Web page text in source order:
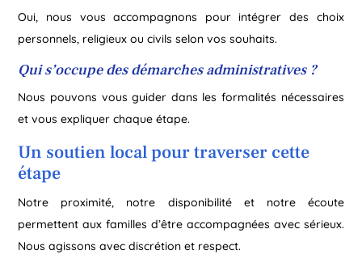
Oui, nous vous accompagnons pour intégrer des choix
personnels, religieux ou civils selon vos souhaits.
Qui s’occupe des démarches administratives ?
Nous pouvons vous guider dans les formalités nécessaires
et vous expliquer chaque étape.
Un soutien local pour traverser cette
étape
Notre proximité, notre disponibilité et notre écoute
permettent aux familles d’être accompagnées avec sérieux.
Nous agissons avec discrétion et respect.